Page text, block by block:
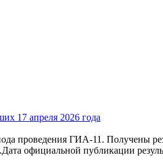
17 апреля 2026 года
проведения ГИА-11. Получены
официальной публикации